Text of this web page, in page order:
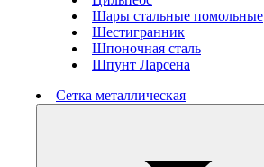
Шары стальные помольные
Шестигранник
Шпоночная сталь
Шпунт Ларсена
Сетка металлическая